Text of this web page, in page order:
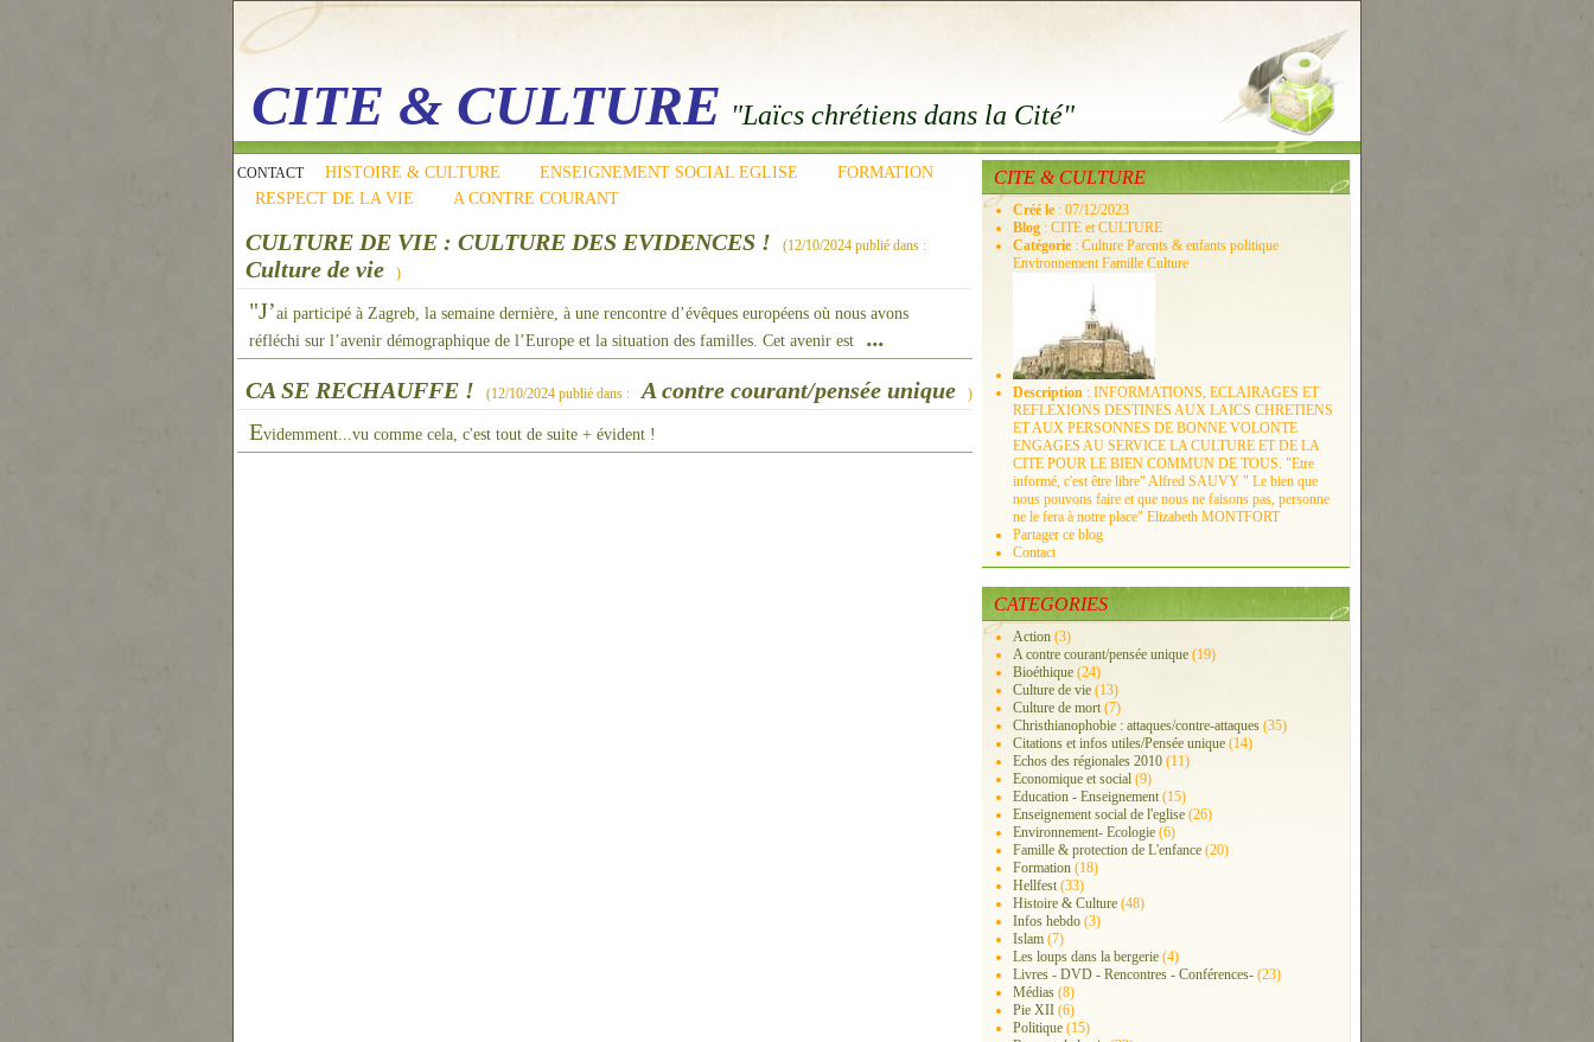
CITE & CULTURE "Laïcs chrétiens dans la Cité"
CONTACT HISTOIRE & CULTURE ENSEIGNEMENT SOCIAL EGLISE
FORMATION
RESPECT DE LA VIE
A CONTRE COURANT
CULTURE DE VIE : CULTURE DES EVIDENCES ! (12/10/2024 publié dans :
Culture de vie )
"J’ai participé à Zagreb, la semaine dernière, à une rencontre d’évêques européens où nous avons
réfléchi sur l’avenir démographique de l’Europe et la situation des familles. Cet avenir est
...
CA SE RECHAUFFE !
(12/10/2024 publié dans : A contre courant/pensée unique )
Evidemment...vu comme cela, c'est tout de suite + évident !
CITE & CULTURE
Créé le : 07/12/2023
Blog : CITE et CULTURE
Catégorie : Culture Parents & enfants politique
Environnement Famille Culture
Description : INFORMATIONS, ECLAIRAGES ET
REFLEXIONS DESTINES AUX LAICS CHRETIENS
ET AUX PERSONNES DE BONNE VOLONTE
ENGAGES AU SERVICE LA CULTURE ET DE LA
CITE POUR LE BIEN COMMUN DE TOUS. "Etre
informé, c'est être libre" Alfred SAUVY " Le bien que
nous pouvons faire et que nous ne faisons pas, personne
ne le fera à notre place" Elizabeth MONTFORT
Partager ce blog
Contact
CATEGORIES
Action (3)
A contre courant/pensée unique (19)
Bioéthique (24)
Culture de vie (13)
Culture de mort (7)
Christhianophobie : attaques/contre-attaques (35)
Citations et infos utiles/Pensée unique (14)
Echos des régionales 2010 (11)
Economique et social (9)
Education - Enseignement (15)
Enseignement social de l'eglise (26)
Environnement- Ecologie (6)
Famille & protection de L'enfance (20)
Formation (18)
Hellfest (33)
Histoire & Culture (48)
Infos hebdo (3)
Islam (7)
Les loups dans la bergerie (4)
Livres - DVD - Rencontres - Conférences- (23)
Médias (8)
Pie XII (6)
Politique (15)